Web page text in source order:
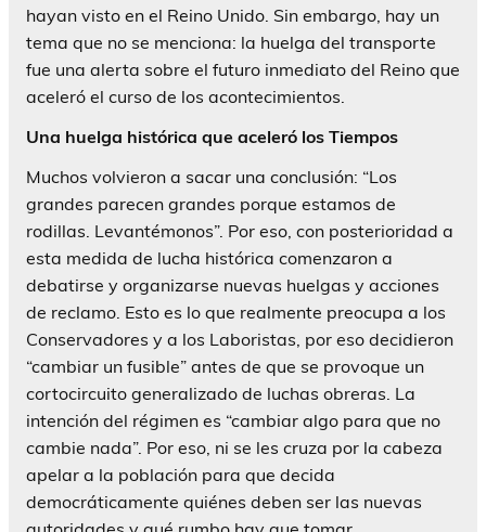
hayan visto en el Reino Unido. Sin embargo, hay un
tema que no se menciona: la huelga del transporte
fue una alerta sobre el futuro inmediato del Reino que
aceleró el curso de los acontecimientos.
Una huelga histórica que aceleró los Tiempos
Muchos volvieron a sacar una conclusión: “Los
grandes parecen grandes porque estamos de
rodillas. Levantémonos”. Por eso, con posterioridad a
esta medida de lucha histórica comenzaron a
debatirse y organizarse nuevas huelgas y acciones
de reclamo. Esto es lo que realmente preocupa a los
Conservadores y a los Laboristas, por eso decidieron
“cambiar un fusible” antes de que se provoque un
cortocircuito generalizado de luchas obreras. La
intención del régimen es “cambiar algo para que no
cambie nada”. Por eso, ni se les cruza por la cabeza
apelar a la población para que decida
democráticamente quiénes deben ser las nuevas